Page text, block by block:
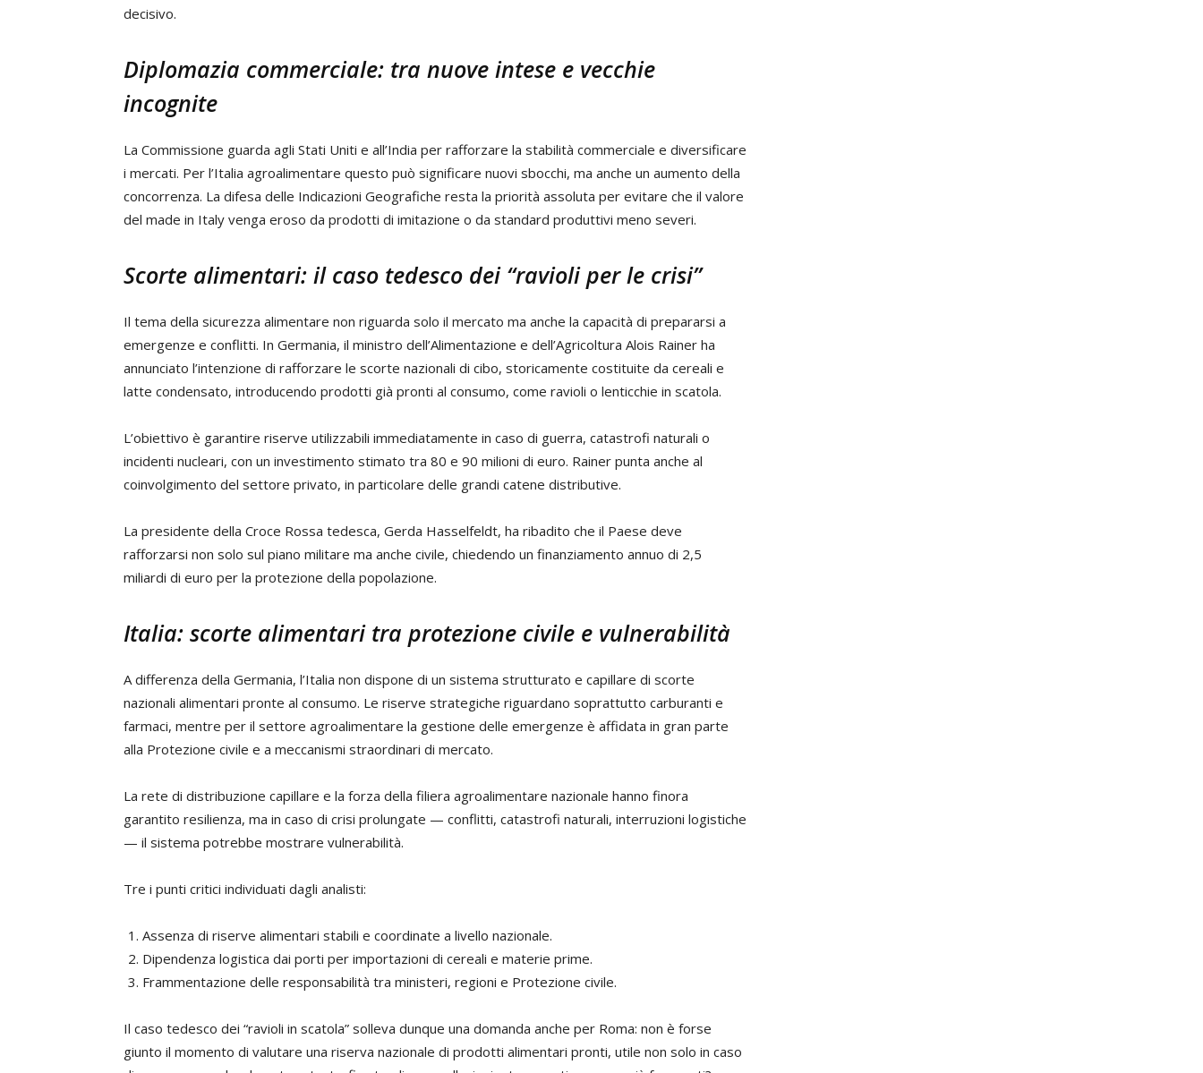
decisivo.
Diplomazia commerciale: tra nuove intese e vecchie
incognite
La Commissione guarda agli Stati Uniti e all’India per rafforzare la stabilità commerciale e diversificare
i mercati. Per l’Italia agroalimentare questo può significare nuovi sbocchi, ma anche un aumento della
concorrenza. La difesa delle Indicazioni Geografiche resta la priorità assoluta per evitare che il valore
del made in Italy venga eroso da prodotti di imitazione o da standard produttivi meno severi.
Scorte alimentari: il caso tedesco dei “ravioli per le crisi”
Il tema della sicurezza alimentare non riguarda solo il mercato ma anche la capacità di prepararsi a
emergenze e conflitti. In Germania, il ministro dell’Alimentazione e dell’Agricoltura Alois Rainer ha
annunciato l’intenzione di rafforzare le scorte nazionali di cibo, storicamente costituite da cereali e
latte condensato, introducendo prodotti già pronti al consumo, come ravioli o lenticchie in scatola.
L’obiettivo è garantire riserve utilizzabili immediatamente in caso di guerra, catastrofi naturali o
incidenti nucleari, con un investimento stimato tra 80 e 90 milioni di euro. Rainer punta anche al
coinvolgimento del settore privato, in particolare delle grandi catene distributive.
La presidente della Croce Rossa tedesca, Gerda Hasselfeldt, ha ribadito che il Paese deve
rafforzarsi non solo sul piano militare ma anche civile, chiedendo un finanziamento annuo di 2,5
miliardi di euro per la protezione della popolazione.
Italia: scorte alimentari tra protezione civile e vulnerabilità
A differenza della Germania, l’Italia non dispone di un sistema strutturato e capillare di scorte
nazionali alimentari pronte al consumo. Le riserve strategiche riguardano soprattutto carburanti e
farmaci, mentre per il settore agroalimentare la gestione delle emergenze è affidata in gran parte
alla Protezione civile e a meccanismi straordinari di mercato.
La rete di distribuzione capillare e la forza della filiera agroalimentare nazionale hanno finora
garantito resilienza, ma in caso di crisi prolungate — conflitti, catastrofi naturali, interruzioni logistiche
— il sistema potrebbe mostrare vulnerabilità.
Tre i punti critici individuati dagli analisti:
Assenza di riserve alimentari stabili e coordinate a livello nazionale.
Dipendenza logistica dai porti per importazioni di cereali e materie prime.
Frammentazione delle responsabilità tra ministeri, regioni e Protezione civile.
Il caso tedesco dei “ravioli in scatola” solleva dunque una domanda anche per Roma: non è forse
giunto il momento di valutare una riserva nazionale di prodotti alimentari pronti, utile non solo in caso